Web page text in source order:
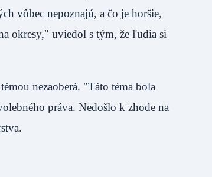
vôbec nepoznajú, a čo je horšie,
okresy," uviedol s tým, že ľudia si
nezaoberá. "Táto téma bola
práva. Nedošlo k zhode na